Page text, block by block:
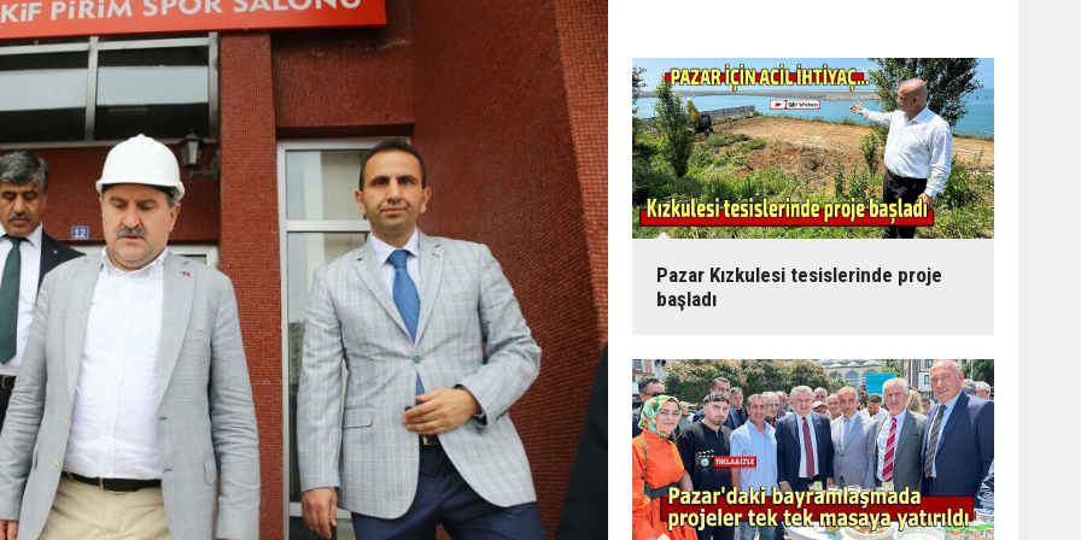
Pazar Kızkulesi tesislerinde proje
başladı